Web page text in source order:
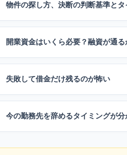
物件の探し方、決断の判断基準と
開業資金はいくら必要？融資が通る
失敗して借金だけ残るのが怖い
今の勤務先を辞めるタイミングが分